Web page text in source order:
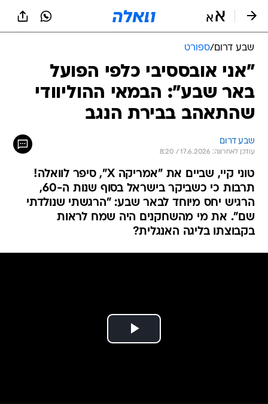
שבע דרום/ספורט
"אני אובססיבי כלפי הפועל
באר שבע": הבמאי ההוליוודי
שהתאהב בבירת הנגב
שבע דרום
עודכן לאחרונה: 17.6.2026 / 8:20
טוני קיי, שביים את "אמריקה X", סיפר לוואלה!
תרבות כי כשביקר בישראל בסוף שנות ה-60,
הרגיש יחס מיוחד לבאר שבע: "הרגשתי שנולדתי
שם". את מי מהשחקנים היה שמח לראות
בקבוצתו בליגה האנגלית?